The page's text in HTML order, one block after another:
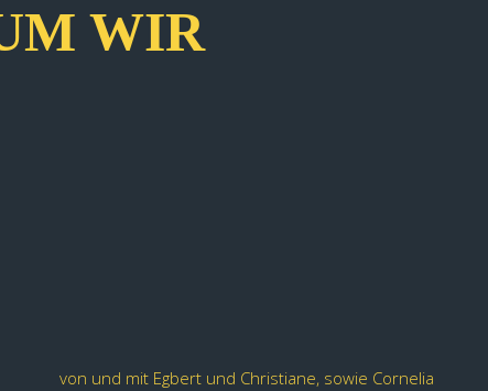
WIR
von und mit Egbert und Christiane, sowie Cornelia